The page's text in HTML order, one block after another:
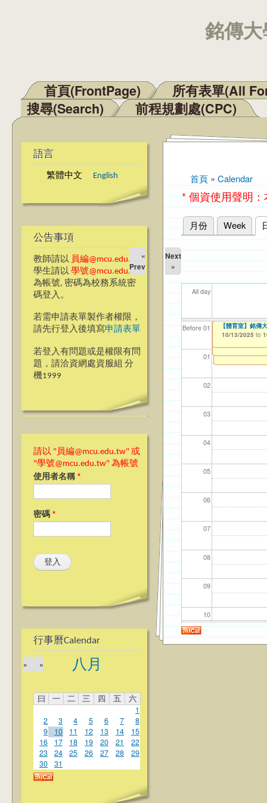
銘傳
主選單
首頁(FrontPage)
所有表單(All
搜尋(Search)
前程規劃處(CPC)
語言
繁體中文 English
公告事項
教師請以 員編@mcu.edu.tw
學生請以 學號@mcu.edu.tw
為帳號, 密碼為校務系統密
碼登入。
若需申請表單製作者權限，
請先行登入後填寫申請表單
若登入有問題或是權限有問
題，請洽資網處資服組 分
機1999
請以 "員編@mcu.edu.tw" 或
"學號@mcu.edu.tw" 為帳號
使用者名稱 *
密碼 *
行事曆Calendar
八月
«
»
曰 一 二 三 四 五
六
1
2
3 4 5 6 7
8
9
10 11 12 13 14
15
16
17 18 19 20 21
22
23
24 25 26 27 28
29
30
31
您在這裡
首頁 » Calendar
* 個資使用聲明
主要索引標籤
月份 Week
«
Prev
Next
»
All day
Before 01
01
02
03
04
05
06
07
08
09
10
11
【資網處】
整合系統～表單
【財務處】工讀
11/12/2021 to
【財務處】漏打
錄
114學年度前程
表(服務學習教師
114學年度前程
回饋表(服務學習
114
03/
【學
07/
114
09/
商品
11/
教務
11/
114
02/
【財
08/
高中
09/
【高教深耕計
Encourage
【高教深耕計
2026 Annual
【國教處僑陸事
10/06/2025 to
【體育室】銘傳
10/13/2025 to
【體育室】銘傳
10/13/2025 to